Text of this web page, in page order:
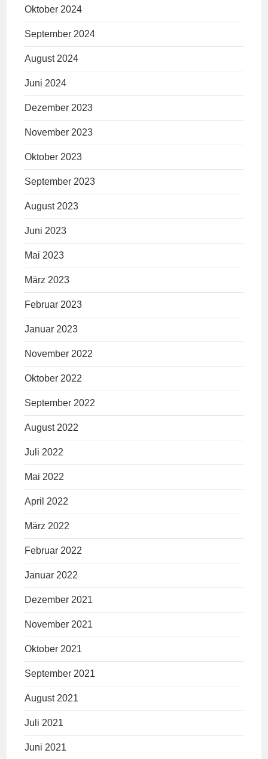
Oktober 2024
September 2024
August 2024
Juni 2024
Dezember 2023
November 2023
Oktober 2023
September 2023
August 2023
Juni 2023
Mai 2023
März 2023
Februar 2023
Januar 2023
November 2022
Oktober 2022
September 2022
August 2022
Juli 2022
Mai 2022
April 2022
März 2022
Februar 2022
Januar 2022
Dezember 2021
November 2021
Oktober 2021
September 2021
August 2021
Juli 2021
Juni 2021